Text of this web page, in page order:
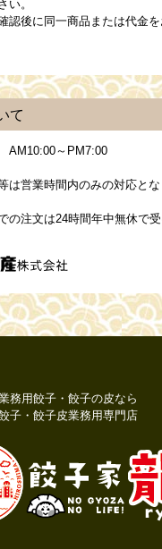
い。
認後に同一商品または代金を
て
AM10:00～PM7:00
は営業時間内のみの対応とな
の注文は24時間年中無休で
務用餃子・餃子の皮なら
子・餃子皮業務用専門店